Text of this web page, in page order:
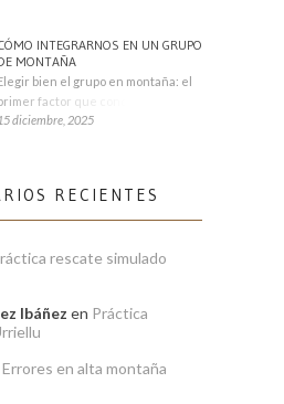
INTEGRARNOS EN UN GRUPO
MONTAÑA
bien el grupo en montaña: el
factor que condiciona tu
15 diciembre, 2025
RECIENTES
rescate simulado
Ibáñez en Práctica
Errores en alta montaña